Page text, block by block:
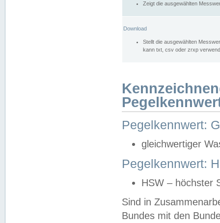
Zeigt die ausgewählten
Download
Stellt die ausgewählten
kann txt, csv oder zrxp
Pegelkennwert:
gleichwertiger
Pegelkennwert:
HSW – höchster
Sind in
Bundes mit den